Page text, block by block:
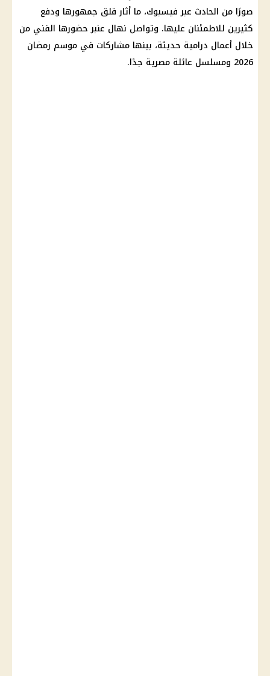
صورًا من الحادث عبر فيسبوك، ما أثار قلق جمهورها ودفع
كثيرين للاطمئنان عليها. وتواصل نهال عنبر حضورها الفني من
خلال أعمال درامية حديثة، بينها مشاركات في موسم رمضان
2026 ومسلسل عائلة مصرية جدًا.